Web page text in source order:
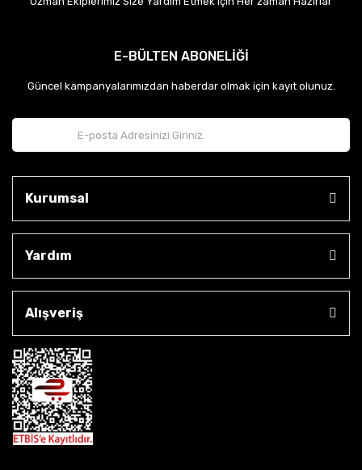
E-BÜLTEN ABONELİĞİ
Güncel kampanyalarımızdan haberdar olmak için kayıt olunuz.
Kurumsal
Yardım
Alışveriş